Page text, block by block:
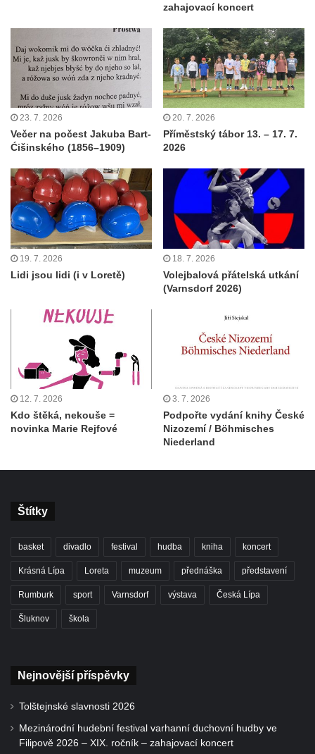
zahajovací koncert
23. 7. 2026
Večer na počest Jakuba Bart-
Ćišinského (1856–1909)
20. 7. 2026
Příměstský tábor 13. – 17. 7.
2026
19. 7. 2026
Lidi jsou lidi (i v Loretě)
18. 7. 2026
Volejbalová přátelská utkání
(Varnsdorf 2026)
12. 7. 2026
Kdo štěká, nekouše =
novinka Marie Rejfové
3. 7. 2026
Podpořte vydání knihy České
Nizozemí / Böhmisches
Niederland
Štítky
basket divadlo festival hudba kniha koncert
Krásná Lípa Loreta muzeum přednáška představení
Rumburk sport Varnsdorf výstava Česká Lípa
Šluknov škola
Nejnovější příspěvky
Tolštejnské slavnosti 2026
Mezinárodní hudební festival varhanní duchovní hudby ve
Filipově 2026 – XIX. ročník – zahajovací koncert